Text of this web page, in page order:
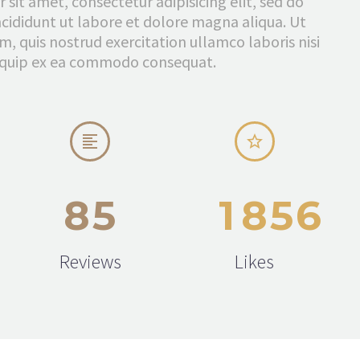
ut labore et dolore magna aliqua. Ut
quis nostrud exercitation ullamco laboris nisi
ex ea commodo consequat.


85
Reviews


1 856
Likes